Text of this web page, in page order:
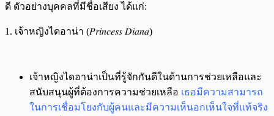
ดี ดัวอย่างบุคคลที่มีชื่อเสียง ได้แก่:
1. เจ้าหญิงไดอาน่า (𝑃𝑟𝑖𝑛𝑐𝑒𝑠𝑠 𝐷𝑖𝑎𝑛𝑎)
เจ้าหญิงไดอาน่าเป็นที่รู้จักกันดีในด้านการช่วยเหลือและ
สนับสนุนผู้ที่ต้องการความช่วยเหลือ เธอมีความสามารถ
ในการเชื่อมโยงกับผู้คนและมีความเห็นอกเห็นใจที่แท้จริง